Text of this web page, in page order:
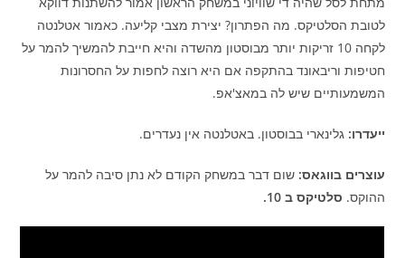
לטובת הסלטיקס. מה הפתרון? יצירת מצבי קליעה. כאמור אטלנטה
לקחה 10 זריקות יותר מבוסטון מהשדה והיא חייבת להמשיך להמר על
חטיפות וריבאונד בהתקפה אם היא רוצה לחפות על החסרונות
המשמעותיים שיש לה במאצ'אפ.
ייעדרו: גלינארי בבוסטון. באטלנטה אין נעדרים.
עוצרים בווגאס: שום דבר במשחק הקודם לא נתן סיבה להמר על
ההוקס. סלטיקס ב 10.